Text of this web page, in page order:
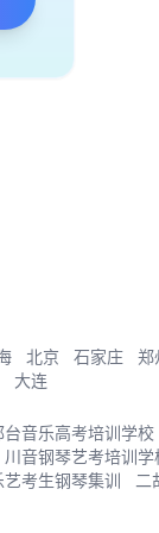
北京 石家庄 郑
大连
台音乐高考培训学校
川音钢琴艺考培训学
艺考生钢琴集训 二